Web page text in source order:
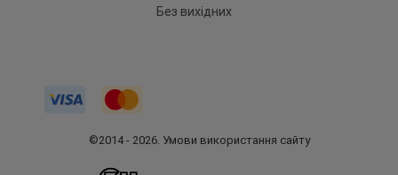
Без вихідних
©2014 - 2026. Умови використання сайту